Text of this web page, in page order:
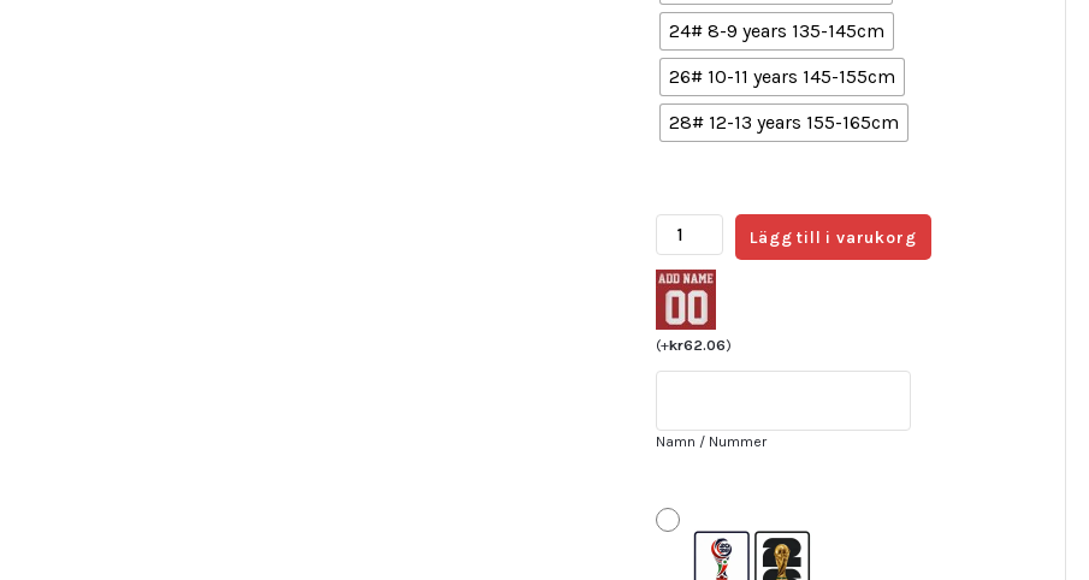
24# 8-9 years 135-145cm
26# 10-11 years 145-155cm
28# 12-13 years 155-165cm
Brasilien
Hemmatröja
Barn
FIFA
VM
2022
Kortärmad
byxor
Fotbollströja
Lägg till i varukorg
(+kr62.06)
Namn / Nummer